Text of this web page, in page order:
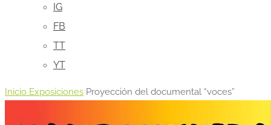
IG
FB
TT
YT
Inicio Exposiciones Proyección del documental “voces”